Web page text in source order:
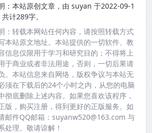
： 本站原创文章，由 suyan 于2022-09-1
计289字。
： 转载本网站任何内容，请按照转载方式
本站原文地址。本站提供的一切软件、教
信息仅限用于学习和研究目的；不得将上
于商业或者非法用途，否则，一切后果请
。本站信息来自网络，版权争议与本站无
须在下载后的24个小时之内，从您的电脑
彻底删除上述内容。如果您喜欢该程序，
版，购买注册，得到更好的正版服务。如
邮件QQ邮箱：suyanw520@163.com 与
处理。敬请谅解！